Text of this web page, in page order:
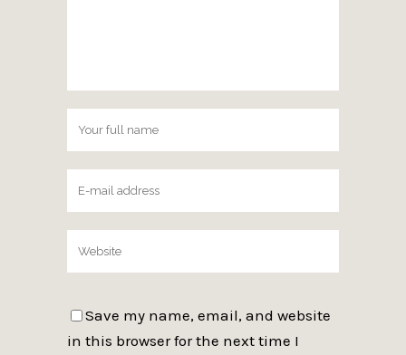
Save my name, email, and website
in this browser for the next time I